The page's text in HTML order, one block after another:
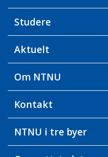
Studere
Aktuelt
Om NTNU
Kontakt
NTNU i tre byer